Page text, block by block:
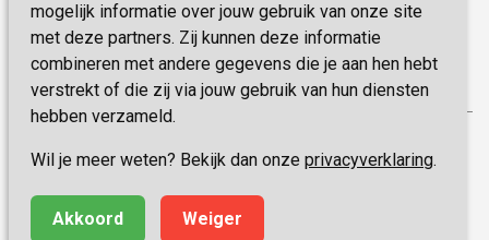
mogelijk informatie over jouw gebruik van onze site
met deze partners. Zij kunnen deze informatie
combineren met andere gegevens die je aan hen hebt
verstrekt of die zij via jouw gebruik van hun diensten
hebben verzameld.
Wil je meer weten? Bekijk dan onze privacyverklaring.
Akkoord Weiger
Disclaimer
Algemene voorwaarden